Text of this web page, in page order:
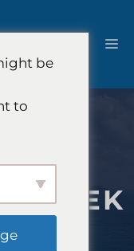
be
to